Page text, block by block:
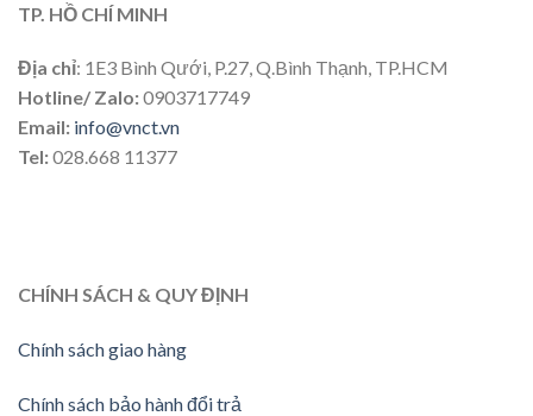
TP. HỒ CHÍ MINH
Địa chỉ: 1E3 Bình Qưới, P.27, Q.Bình Thạnh, TP.HCM
Hotline/ Zalo:0903717749
Email: info@vnct.vn
Tel:028.668 11377
CHÍNH SÁCH & QUY ĐỊNH
Chính sách giao hàng
Chính sách bảo hành đổi trả